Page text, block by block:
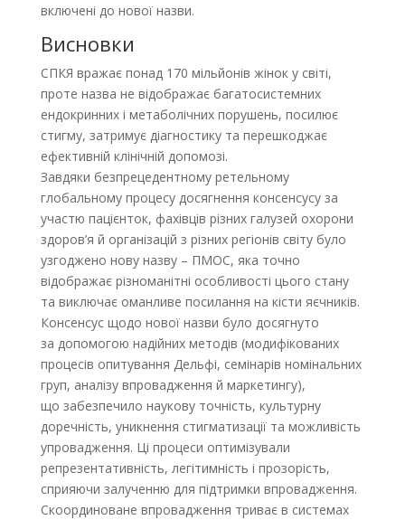
включені до нової назви.
Висновки
СПКЯ вражає понад 170 мільйонів жінок у світі,
проте назва не відображає багатосистемних
ендокринних і метаболічних порушень, посилює
стигму, затримує діагностику та перешкоджає
ефективній клінічній допомозі.
Завдяки безпрецедентному ретельному
глобальному процесу досягнення консенсусу за
участю пацієнток, фахівців різних галузей охорони
здоров’я й організацій з різних регіонів світу було
узгоджено нову назву – ПМОС, яка точно
відображає різноманітні особливості цього стану
та виключає оманливе посилання на кісти яєчників.
Консенсус щодо нової назви було досягнуто
за допомогою надійних методів (модифікованих
процесів опитування Дельфі, семінарів номінальних
груп, аналізу впровадження й маркетингу),
що забезпечило наукову точність, культурну
доречність, уникнення стигматизації та можливість
упровадження. Ці процеси оптимізували
репрезентативність, легітимність і прозорість,
сприяючи залученню для підтримки впровадження.
Скоординоване впровадження триває в системах